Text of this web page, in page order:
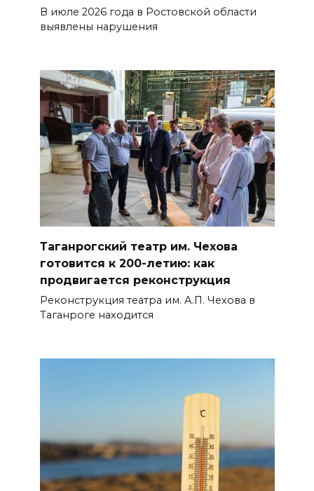
В июле 2026 года в Ростовской области
выявлены нарушения
Таганрогский театр им. Чехова
готовится к 200-летию: как
продвигается реконструкция
Реконструкция театра им. А.П. Чехова в
Таганроге находится